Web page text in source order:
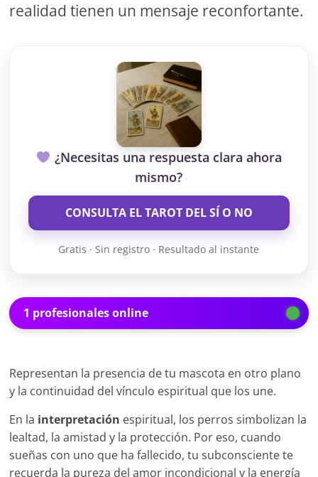
realidad tienen un mensaje reconfortante.
¿Necesitas una respuesta clara ahora
mismo?
CONSULTA EL TAROT DEL SÍ O NO
Gratis · Sin registro · Resultado al instante
1 profesionales online
Representan la presencia de tu mascota en otro plano
y la continuidad del vínculo espiritual que los une.
En la interpretación espiritual, los perros simbolizan la
lealtad, la amistad y la protección. Por eso, cuando
sueñas con uno que ha fallecido, tu subconsciente te
recuerda la pureza del amor incondicional y la energía